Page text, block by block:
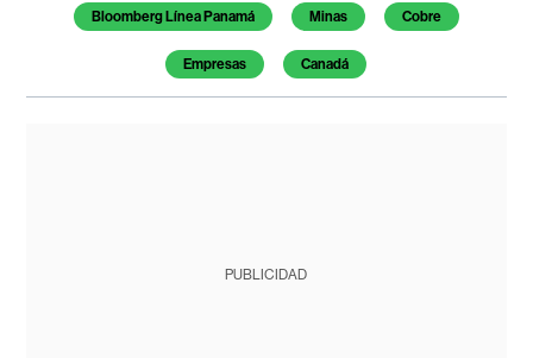
Bloomberg Línea Panamá Minas Cobre
Empresas Canadá
PUBLICIDAD